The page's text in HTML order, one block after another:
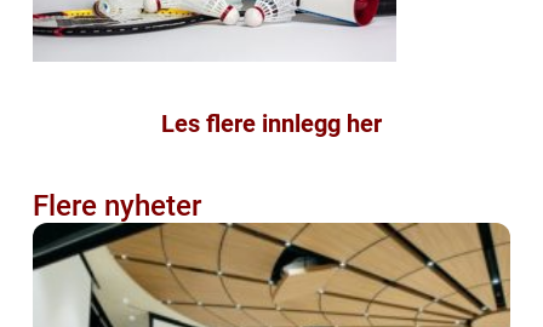
Les flere innlegg her
Flere nyheter